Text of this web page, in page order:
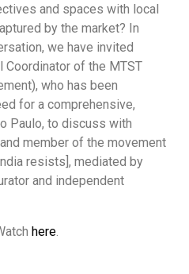
and spaces with local
by the market? In
we have invited
Coordinator of the MTST
who has been
for a comprehensive,
Paulo, to discuss with
member of the movement
resists], mediated by
and independent
here.